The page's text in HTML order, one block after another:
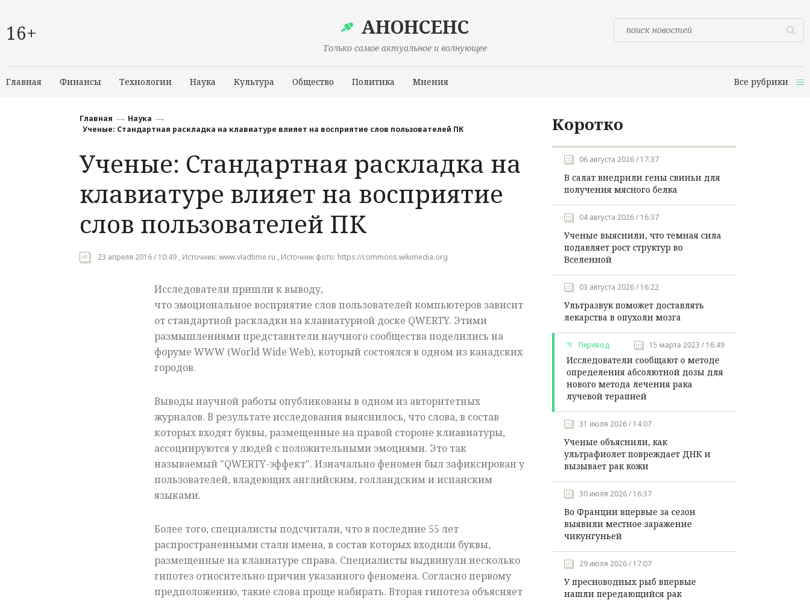
16+ АНОНСЕНС
Только самое актуальное и волнующее
Главная Финансы Технологии Наука Культура Общество Политика Мнения Все рубрики
Главная
Наука
Ученые: Стандартная раскладка на клавиатуре влияет на восприятие слов пользователей ПК
Ученые: Стандартная раскладка на
клавиатуре влияет на восприятие
слов пользователей ПК
23 апреля 2016 / 10:49 , Источник: www.vladtime.ru , Источник фото: https://commons.wikimedia.org
Исследователи пришли к выводу,
что эмоциональное восприятие слов пользователей компьютеров зависит
от стандартной раскладки на клавиатурной доске QWERTY. Этими
размышлениями представители научного сообщества поделились на
форуме WWW (World Wide Web), который состоялся в одном из канадских
городов.
Выводы научной работы опубликованы в одном из авторитетных
журналов. В результате исследования выяснилось, что слова, в состав
которых входят буквы, размещенные на правой стороне клиавиатуры,
ассоциируются у людей с положительными эмоциями. Это так
называемый "QWERTY-эффект". Изначально феномен был зафиксирован у
пользователей, владеющих английским, голландским и испанским
языками.
Более того, специалисты подсчитали, что в последние 55 лет
распространенными стали имена, в состав которых входили буквы,
размещенные на клавиатуре справа. Специалисты выдвинули несколько
гипотез относительно причин указанного феномена. Согласно первому
предположению, такие слова проще набирать. Вторая гипотеза объясняет
Коротко
06 августа 2026 / 17:37
В салат внедрили гены свиньи для
получения мясного белка
04 августа 2026 / 16:37
Ученые выяснили, что темная сила
подавляет рост структур во
Вселенной
03 августа 2026 / 16:22
Ультразвук поможет доставлять
лекарства в опухоли мозга
Перевод 15 марта 2023 / 16:49
Исследователи сообщают о методе
определения абсолютной дозы для
нового метода лечения рака
лучевой терапией
31 июля 2026 / 14:07
Ученые объяснили, как
ультрафиолет повреждает ДНК и
вызывает рак кожи
30 июля 2026 / 16:37
Во Франции впервые за сезон
выявили местное заражение
чикунгуньей
29 июля 2026 / 17:07
У пресноводных рыб впервые
нашли передающийся рак